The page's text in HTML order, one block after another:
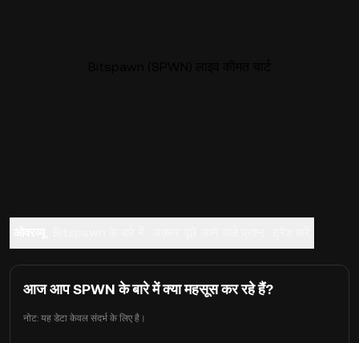
आज आप SPWN के बारे में क्या महसूस कर रहे हैं?
नोट: यह डेटा केवल संदर्भ के लिए है।